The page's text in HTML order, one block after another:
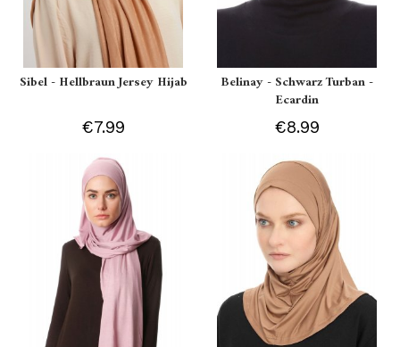
Sibel - Hellbraun Jersey Hijab
€7.99
Belinay - Schwarz Turban -
Ecardin
€8.99